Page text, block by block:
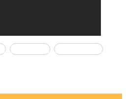
YouTube ВКонтакте